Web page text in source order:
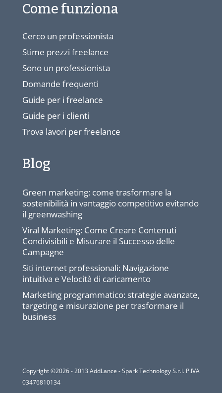
Come funziona
Cerco un professionista
Stime prezzi freelance
Sono un professionista
Domande frequenti
Guide per i freelance
Guide per i clienti
Trova lavori per freelance
Blog
Green marketing: come trasformare la
sostenibilità in vantaggio competitivo evitando
il greenwashing
Viral Marketing: Come Creare Contenuti
Condivisibili e Misurare il Successo delle
Campagne
Siti internet professionali: Navigazione
intuitiva e Velocità di caricamento
Marketing programmatico: strategie avanzate,
targeting e misurazione per trasformare il
business
Copyright ©2026 - 2013 AddLance - Spark Technology S.r.l. P.IVA
03476810134